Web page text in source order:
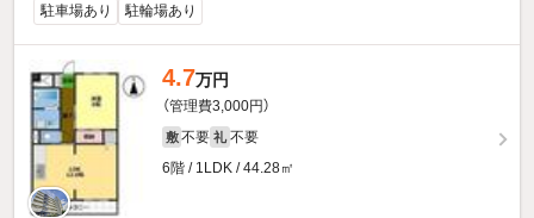
駐車場あり 駐輪場あり
4.7万円
（管理費3,000円）
敷 不要 礼 不要
6階 / 1LDK / 44.28㎡